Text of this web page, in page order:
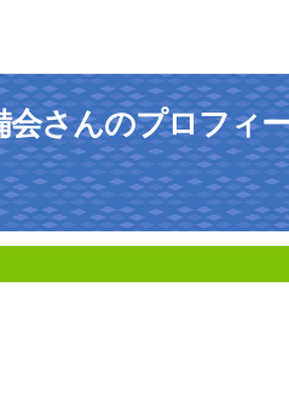
会さんのプロフィ